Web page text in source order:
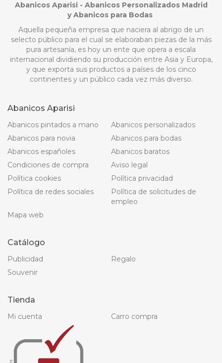
Abanicos Aparisi - Abanicos Personalizados Madrid
y Abanicos para Bodas
Aquella pequeña empresa que naciera al abrigo de un
selecto público para el cual se elaboraban piezas de la más
pura artesanía, es hoy un ente que opera a escala
internacional dividiendo su producción entre Asia y Europa,
y que exporta sus productos a países de los cinco
continentes y un público cada vez más diverso.
Abanicos Aparisi
Abanicos pintados a mano
Abanicos personalizados
Abanicos para novia
Abanicos para bodas
Abanicos españoles
Abanicos baratos
Condiciones de compra
Aviso legal
Política cookies
Política privacidad
Política de redes sociales
Política de solicitudes de
empleo
Mapa web
Catálogo
Publicidad
Regalo
Souvenir
Tienda
Mi cuenta Carro compra